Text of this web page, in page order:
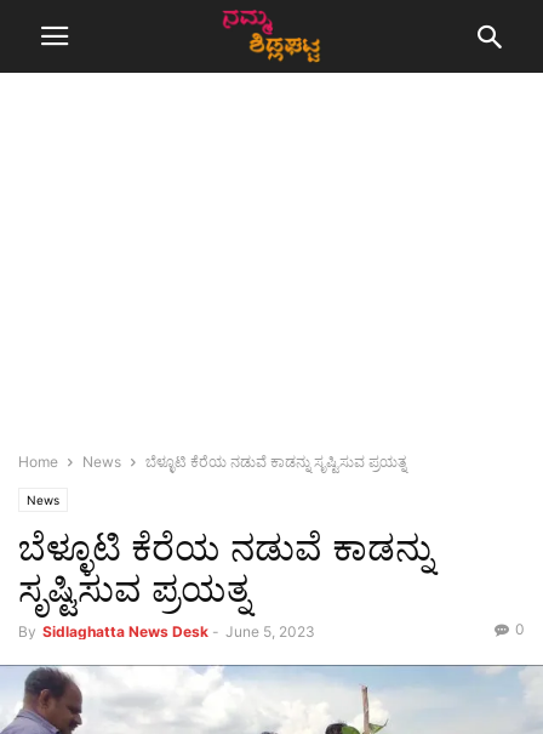
Home News ಬೆಳ್ಳೂಟಿ ಕೆರೆಯ ನಡುವೆ ಕಾಡನ್ನು ಸೃಷ್ಟಿಸುವ ಪ್ರಯತ್ನ
News
ಬೆಳ್ಳೂಟಿ ಕೆರೆಯ ನಡುವೆ ಕಾಡನ್ನು
ಸೃಷ್ಟಿಸುವ ಪ್ರಯತ್ನ
By Sidlaghatta News Desk - June 5, 2023 0